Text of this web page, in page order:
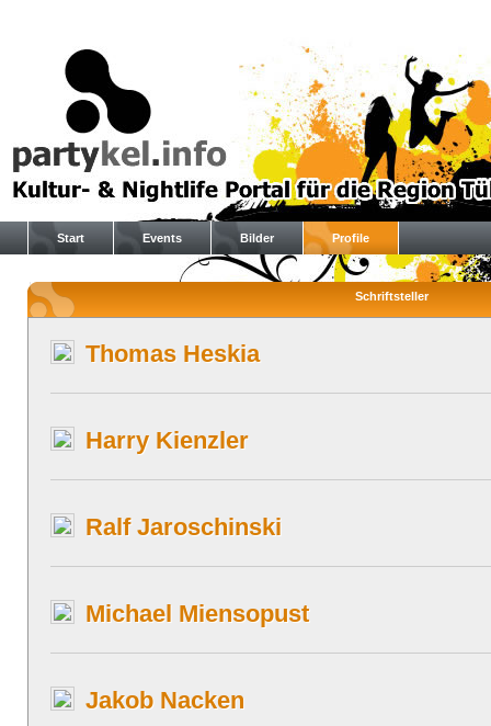
Start Events Bilder Profile
Schriftsteller
Thomas Heskia
Harry Kienzler
Ralf Jaroschinski
Michael Miensopust
Jakob Nacken